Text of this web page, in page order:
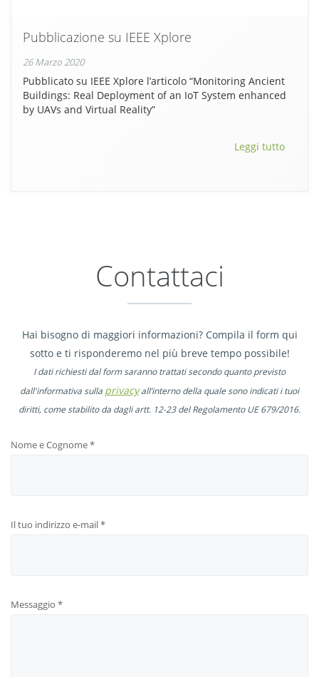
Pubblicazione su IEEE Xplore
26 Marzo 2020
Pubblicato su IEEE Xplore l’articolo “Monitoring Ancient
Buildings: Real Deployment of an IoT System enhanced
by UAVs and Virtual Reality”
Leggi tutto
Contattaci
Hai bisogno di maggiori informazioni? Compila il form qui
sotto e ti risponderemo nel più breve tempo possibile!
I dati richiesti dal form saranno trattati secondo quanto previsto
dall'informativa sulla privacyall’interno della quale sono indicati i tuoi
diritti, come stabilito da dagli artt. 12-23 del Regolamento UE 679/2016.
Nome e Cognome*
Il tuo indirizzo e-mail*
Messaggio *